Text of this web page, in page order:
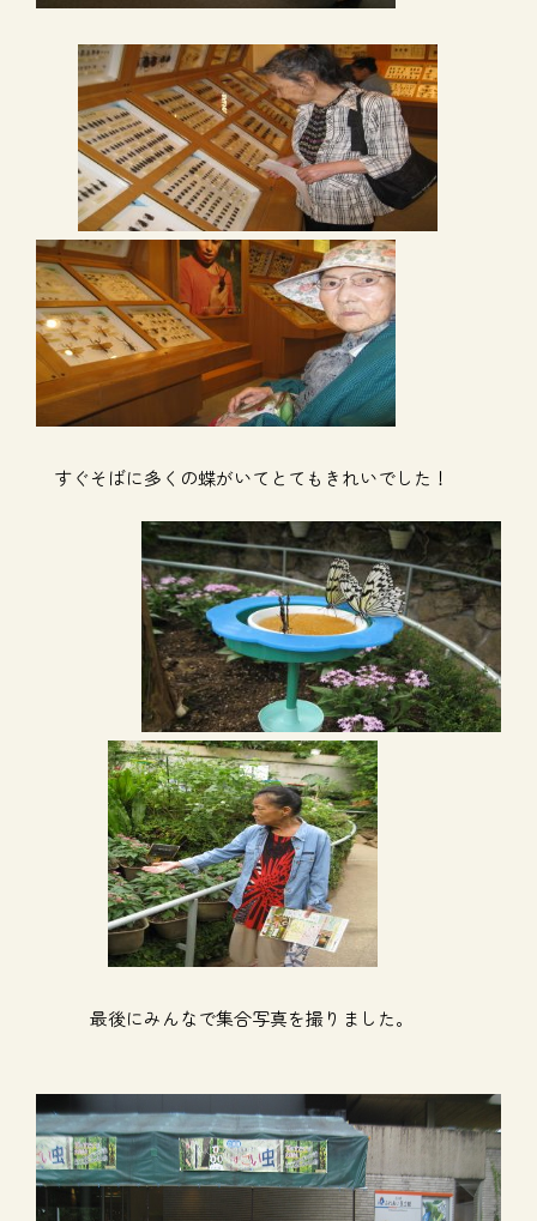
すぐそばに多くの蝶がいてとてもきれいでした！
最後にみんなで集合写真を撮りました。